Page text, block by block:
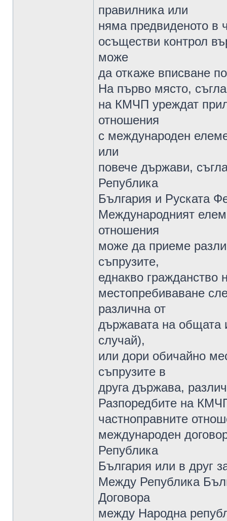
правилника или
няма предвиденото в
осъществи контрол
може
да откаже вписване
На първо място,
на КМЧП уреждат
отношения
с международен
или
повече държави,
Република
България и Руската
Международният
отношения
може да приеме
съпрузите,
еднакво гражданство
местопребиваване
различна от
държавата на общата
случай),
или дори обичайно
съпрузите в
друга държава,
Разпоредбите на
частноправните
международен
Република
България или в друг
Между Република
Договора
между Народна